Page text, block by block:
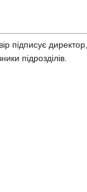
підписує
підрозділів.